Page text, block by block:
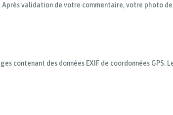
validation de votre commentaire, votre photo
contenant des données EXIF de coordonnées GPS.